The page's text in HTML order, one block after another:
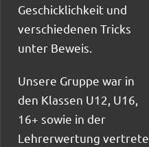
Geschicklichkeit und
verschiedenen Tricks
unter Beweis.
Unsere Gruppe war in
den Klassen U12, U16,
16+ sowie in der
Lehrerwertung vertrete